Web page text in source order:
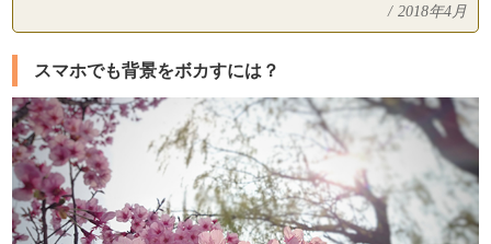
/ 2018年4月
スマホでも背景をボカすには？